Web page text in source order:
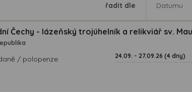
řadit dle Datumu
Čechy - lázeňský trojúhelník a relikviář sv.
/ polopenze 24.09. - 27.09.26 (4 dny)